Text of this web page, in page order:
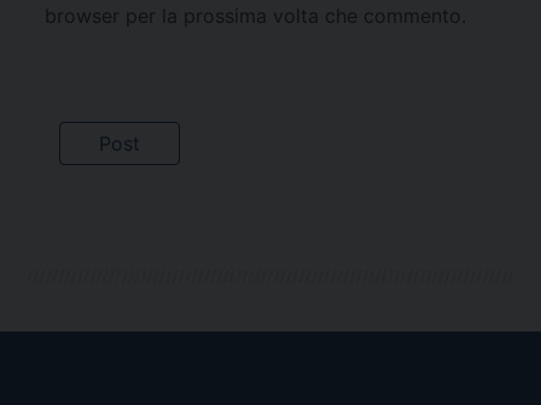
browser per la prossima volta che commento.